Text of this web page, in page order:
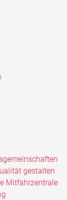
gestalten
Mitfahrzentrale